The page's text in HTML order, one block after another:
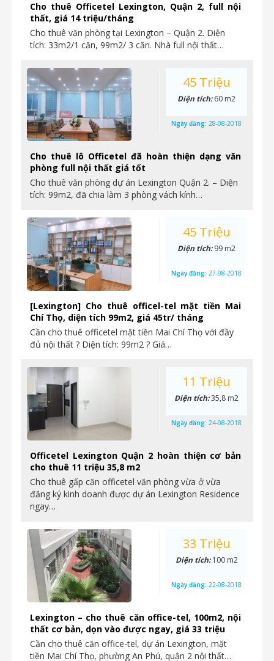
Cho thuê Officetel Lexington, Quận 2, full nội
thất, giá 14 triệu/tháng
Cho thuê văn phòng tại Lexington – Quận 2. Diện
tích: 33m2/1 căn, 99m2/ 3 căn. Nhà full nội thất…
Cho thuê lô Officetel đã hoàn thiện dạng văn
phòng full nội thất giá tốt
Cho thuê văn phòng dự án Lexington Quận 2. – Diện
tích: 99m2, đã chia làm 3 phòng vách kính…
45 Triệu
Diện tích:60 m2
Ngày đăng: 28-08-2018
[Lexington] Cho thuê officel-tel mặt tiền Mai
Chí Thọ, diện tích 99m2, giá 45tr/ tháng
Cần cho thuê officetel mặt tiền Mai Chí Thọ với đầy
đủ nội thất ? Diện tích: 99m2 ? Giá…
45 Triệu
Diện tích:99 m2
Ngày đăng: 27-08-2018
Officetel Lexington Quận 2 hoàn thiện cơ bản
cho thuê 11 triệu 35,8 m2
Cho thuê gấp căn officetel văn phòng vừa ở vừa
đăng ký kinh doanh được dự án Lexington Residence
ngay…
11 Triệu
Diện tích:35,8 m2
Ngày đăng: 24-08-2018
Lexington – cho thuê căn office-tel, 100m2, nội
thất cơ bản, dọn vào được ngay, giá 33 triệu
Cần cho thuê căn office-tel, dự án Lexington, mặt
tiền Mai Chí Thọ, phường An Phú, quận 2 nội thất…
33 Triệu
Diện tích:100 m2
Ngày đăng: 22-08-2018